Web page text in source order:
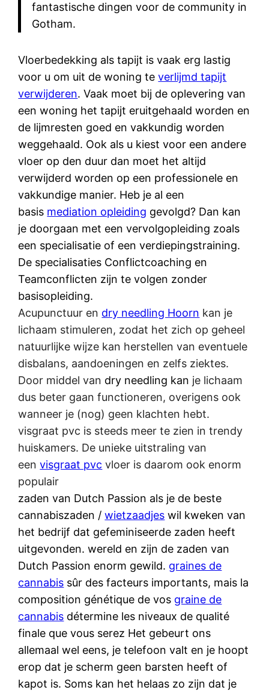
fantastische dingen voor de community in
Gotham.
Vloerbedekking als tapijt is vaak erg lastig
voor u om uit de woning teverlijmd tapijt
verwijderen. Vaak moet bij de oplevering van
een woning het tapijt eruitgehaald worden en
de lijmresten goed en vakkundig worden
weggehaald. Ook als u kiest voor een andere
vloer op den duur dan moet het altijd
verwijderd worden op een professionele en
vakkundige manier. Heb je al een
basis mediation opleiding gevolgd? Dan kan
je doorgaan met een vervolgopleiding zoals
een specialisatie of een verdiepingstraining.
De specialisaties Conflictcoaching en
Teamconflicten zijn te volgen zonder
basisopleiding.
Acupunctuur en dry needling Hoorn kan je
lichaam stimuleren, zodat het zich op geheel
natuurlijke wijze kan herstellen van eventuele
disbalans, aandoeningen en zelfs ziektes.
Door middel van dry needling kan je lichaam
dus beter gaan functioneren, overigens ook
wanneer je (nog) geen klachten hebt.
visgraat pvc is steeds meer te zien in trendy
huiskamers. De unieke uitstraling van
eenvisgraat pvc vloer is daarom ook enorm
populair
zaden van Dutch Passion als je de beste
cannabiszaden /wietzaadjes wil kweken van
het bedrijf dat gefeminiseerde zaden heeft
uitgevonden. wereld en zijn de zaden van
Dutch Passion enorm gewild. graines de
cannabis sûr des facteurs importants, mais la
composition génétique de vos graine de
cannabis détermine les niveaux de qualité
finale que vous serez Het gebeurt ons
allemaal wel eens, je telefoon valt en je hoopt
erop dat je scherm geen barsten heeft of
kapot is. Soms kan het helaas zo zijn dat je